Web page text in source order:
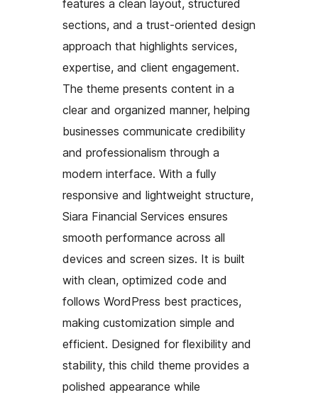
features a clean layout, structured
sections, and a trust-oriented design
approach that highlights services,
expertise, and client engagement.
The theme presents content in a
clear and organized manner, helping
businesses communicate credibility
and professionalism through a
modern interface. With a fully
responsive and lightweight structure,
Siara Financial Services ensures
smooth performance across all
devices and screen sizes. It is built
with clean, optimized code and
follows WordPress best practices,
making customization simple and
efficient. Designed for flexibility and
stability, this child theme provides a
polished appearance while